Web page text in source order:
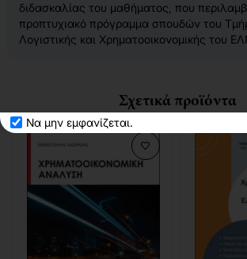
Να μην εμφανίζεται.
διδασκαλίας του μαθήματος, που
προπτυχιακό πρόγραμμα σπουδών του
Λογιστικής και Χρηματοοικονομικής του
Σχετικά προϊόντα